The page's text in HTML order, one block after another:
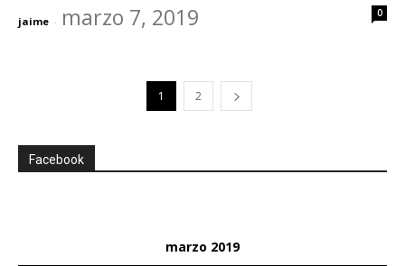
jaime - marzo 7, 2019 0
1 2
Facebook
marzo 2019